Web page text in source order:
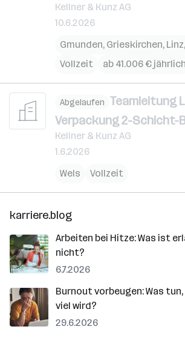
Kellner & Kunz AG
10.6.2026
Gmunden, Grieskirchen, Linz,
Vollzeit
ab 41.006 € jährlich
Abgelaufen Teamleitung
Verpackung 2-Schicht-
Kellner & Kunz AG
1.6.2026
Wels
Vollzeit
karriere.blog
Arbeiten bei Hitze: Was ist
nicht?
6.7.2026
Burnout vorbeugen: Was tun,
viel wird?
29.6.2026